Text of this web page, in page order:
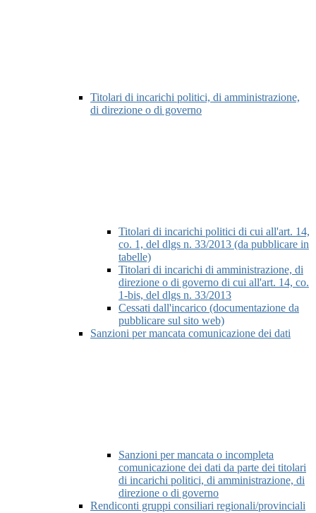
Titolari di incarichi politici, di amministrazione,
di direzione o di governo
Titolari di incarichi politici di cui all'art. 14,
co. 1, del dlgs n. 33/2013 (da pubblicare in
tabelle)
Titolari di incarichi di amministrazione, di
direzione o di governo di cui all'art. 14, co.
1-bis, del dlgs n. 33/2013
Cessati dall'incarico (documentazione da
pubblicare sul sito web)
Sanzioni per mancata comunicazione dei dati
Sanzioni per mancata o incompleta
comunicazione dei dati da parte dei titolari
di incarichi politici, di amministrazione, di
direzione o di governo
Rendiconti gruppi consiliari regionali/provinciali